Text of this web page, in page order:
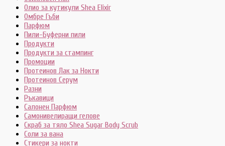
Олио за кутикули Shea Elixir
Омбре Гъби
Парфюм
Пили-Буферни пили
Продукти
Продукти за стампинг
Промоции
Протеинов Лак за Нокти
Протеинов Серум
Разни
Ръкавици
Салонен Парфюм
Самонивелиращи гелове
Скраб за тяло Shea Sugar Body Scrub
Соли за вана
Стикери за нокти